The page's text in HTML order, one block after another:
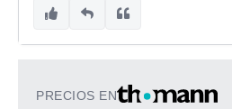
PRECIOS EN